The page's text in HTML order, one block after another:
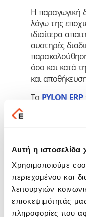
Αυτή η ιστοσελίδα
Χρησιμοποιούμε
περιεχομένου και
λειτουργιών
επισκεψιμότητάς
πληροφορίες που
Η παραγωγική
λόγω της
ιδιαίτερα
αυστηρές
όσο και κατά
και
Το PYLON ERP
.
παραγωγικής
την
προϊόντων.
τουPYLON
ενημέρωσης
Εμπορικού